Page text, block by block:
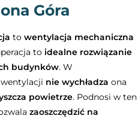
Góra
to wentylacja mechaniczna
to idealne rozwiązanie
budynków. W
nie wychładza ona
powietrze. Podnosi w ten
zaoszczędzić na